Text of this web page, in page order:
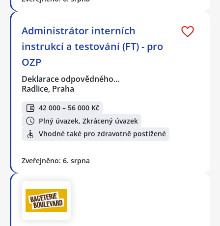
Administrátor interních
instrukcí a testování (FT) - pro
OZP
Deklarace odpovědného…
Radlice, Praha
42 000 – 56 000 Kč
Plný úvazek, Zkrácený úvazek
Vhodné také pro zdravotně postižené
Zveřejněno: 6. srpna